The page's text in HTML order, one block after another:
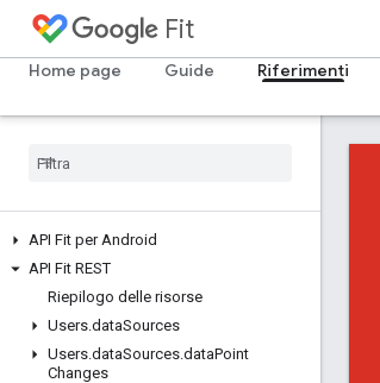
Fit
Home page
Guide Riferimenti
API Fit per Android
API Fit REST
Riepilogo delle risorse
Users.dataSources
Users.dataSources.dataPoint
Changes